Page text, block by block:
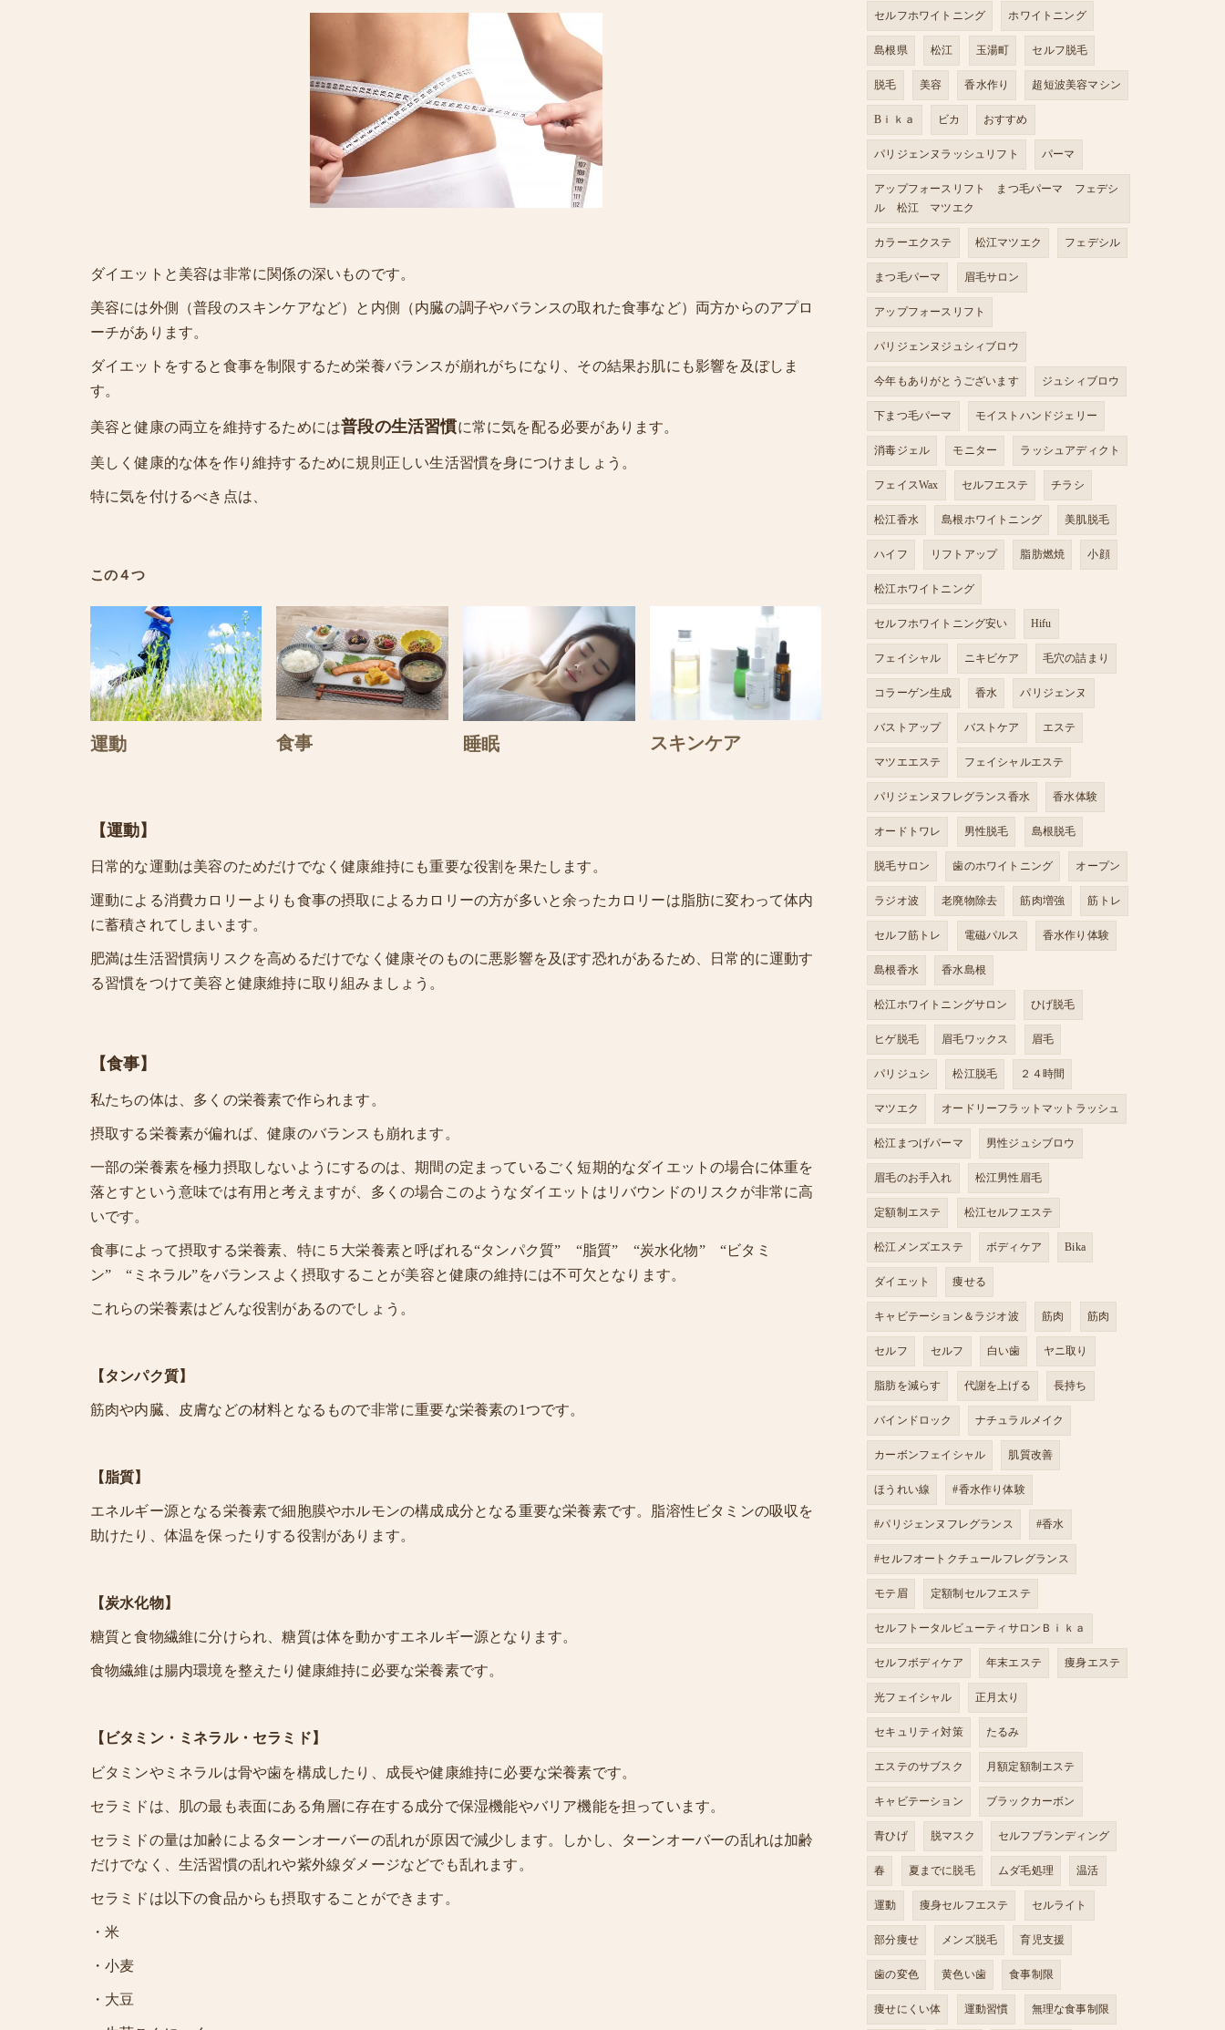
ダイエットと美容は非常に関係の深いものです。
美容には外側（普段のスキンケアなど）と内側（内臓の調子やバランスの取れた食事など）両方からのアプロ
ーチがあります。
ダイエットをすると食事を制限するため栄養バランスが崩れがちになり、その結果お肌にも影響を及ぼしま
す。
美容と健康の両立を維持するためには普段の生活習慣に常に気を配る必要があります。
美しく健康的な体を作り維持するために規則正しい生活習慣を身につけましょう。
特に気を付けるべき点は、
この４つ
運動 食事 睡眠 スキンケア
【運動】
日常的な運動は美容のためだけでなく健康維持にも重要な役割を果たします。
運動による消費カロリーよりも食事の摂取によるカロリーの方が多いと余ったカロリーは脂肪に変わって体内
に蓄積されてしまいます。
肥満は生活習慣病リスクを高めるだけでなく健康そのものに悪影響を及ぼす恐れがあるため、日常的に運動す
る習慣をつけて美容と健康維持に取り組みましょう。
【食事】
私たちの体は、多くの栄養素で作られます。
摂取する栄養素が偏れば、健康のバランスも崩れます。
一部の栄養素を極力摂取しないようにするのは、期間の定まっているごく短期的なダイエットの場合に体重を
落とすという意味では有用と考えますが、多くの場合このようなダイエットはリバウンドのリスクが非常に高
いです。
食事によって摂取する栄養素、特に５大栄養素と呼ばれる“タンパク質” “脂質” “炭水化物” “ビタミ
ン” “ミネラル”をバランスよく摂取することが美容と健康の維持には不可欠となります。
これらの栄養素はどんな役割があるのでしょう。
【タンパク質】
筋肉や内臓、皮膚などの材料となるもので非常に重要な栄養素の1つです。
【脂質】
エネルギー源となる栄養素で細胞膜やホルモンの構成成分となる重要な栄養素です。脂溶性ビタミンの吸収を
助けたり、体温を保ったりする役割があります。
【炭水化物】
糖質と食物繊維に分けられ、糖質は体を動かすエネルギー源となります。
食物繊維は腸内環境を整えたり健康維持に必要な栄養素です。
【ビタミン・ミネラル・セラミド】
ビタミンやミネラルは骨や歯を構成したり、成長や健康維持に必要な栄養素です。
セラミドは、肌の最も表面にある角層に存在する成分で保湿機能やバリア機能を担っています。
セラミドの量は加齢によるターンオーバーの乱れが原因で減少します。しかし、ターンオーバーの乱れは加齢
だけでなく、生活習慣の乱れや紫外線ダメージなどでも乱れます。
セラミドは以下の食品からも摂取することができます。
・米
・小麦
・大豆
セルフホワイトニング ホワイトニング
島根県 松江 玉湯町 セルフ脱毛
脱毛 美容 香水作り 超短波美容マシン
Bｉｋａ ビカ おすすめ
パリジェンヌラッシュリフト パーマ
アップフォースリフト まつ毛パーマ フェデシ
ル 松江 マツエク
カラーエクステ 松江マツエク フェデシル
まつ毛パーマ 眉毛サロン
アップフォースリフト
パリジェンヌジュシィブロウ
今年もありがとうございます ジュシィブロウ
下まつ毛パーマ モイストハンドジェリー
消毒ジェル モニター ラッシュアディクト
フェイスWax セルフエステ チラシ
松江香水 島根ホワイトニング 美肌脱毛
ハイフ リフトアップ 脂肪燃焼 小顔
松江ホワイトニング
セルフホワイトニング安い Hifu
フェイシャル ニキビケア 毛穴の詰まり
コラーゲン生成 香水 パリジェンヌ
バストアップ バストケア エステ
マツエエステ フェイシャルエステ
パリジェンヌフレグランス香水 香水体験
オードトワレ 男性脱毛 島根脱毛
脱毛サロン 歯のホワイトニング オープン
ラジオ波 老廃物除去 筋肉増強 筋トレ
セルフ筋トレ 電磁パルス 香水作り体験
島根香水 香水島根
松江ホワイトニングサロン ひげ脱毛
ヒゲ脱毛 眉毛ワックス 眉毛
パリジュシ 松江脱毛 ２４時間
マツエク オードリーフラットマットラッシュ
松江まつげパーマ 男性ジュシブロウ
眉毛のお手入れ 松江男性眉毛
定額制エステ 松江セルフエステ
松江メンズエステ ボディケア Bika
ダイエット 痩せる
キャビテーション＆ラジオ波 筋肉 筋肉
セルフ セルフ 白い歯 ヤニ取り
脂肪を減らす 代謝を上げる 長持ち
バインドロック ナチュラルメイク
カーボンフェイシャル 肌質改善
ほうれい線 #香水作り体験
#パリジェンヌフレグランス #香水
#セルフオートクチュールフレグランス
モテ眉 定額制セルフエステ
セルフトータルビューティサロンＢｉｋａ
セルフボディケア 年末エステ 痩身エステ
光フェイシャル 正月太り
セキュリティ対策 たるみ
エステのサブスク 月額定額制エステ
キャビテーション ブラックカーボン
青ひげ 脱マスク セルフブランディング
春 夏までに脱毛 ムダ毛処理 温活
運動 痩身セルフエステ セルライト
部分痩せ メンズ脱毛 育児支援
歯の変色 黄色い歯 食事制限
痩せにくい体 運動習慣 無理な食事制限